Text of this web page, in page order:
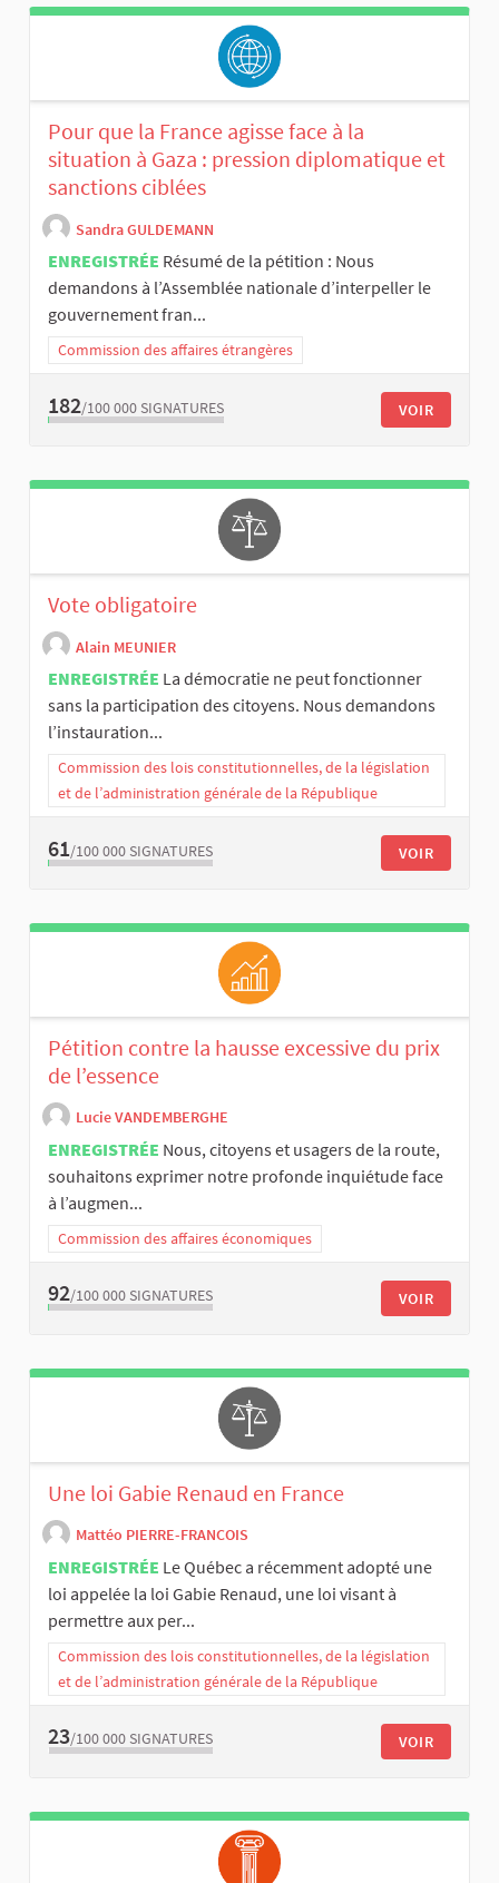
Pour que la France agisse face à la
situation à Gaza : pression diplomatique et
sanctions ciblées
Sandra GULDEMANN
ENREGISTRÉE Résumé de la pétition : Nous
demandons à l’Assemblée nationale d’interpeller le
gouvernement fran...
Commission des affaires étrangères
182/100 000 SIGNATURES VOIR
Vote obligatoire
Alain MEUNIER
ENREGISTRÉE La démocratie ne peut fonctionner
sans la participation des citoyens. Nous demandons
l’instauration...
Commission des lois constitutionnelles, de la législation
et de l’administration générale de la République
61/100 000 SIGNATURES VOIR
Pétition contre la hausse excessive du prix
de l’essence
Lucie VANDEMBERGHE
ENREGISTRÉE Nous, citoyens et usagers de la route,
souhaitons exprimer notre profonde inquiétude face
à l’augmen...
Commission des affaires économiques
92/100 000 SIGNATURES VOIR
Une loi Gabie Renaud en France
Mattéo PIERRE-FRANCOIS
ENREGISTRÉE Le Québec a récemment adopté une
loi appelée la loi Gabie Renaud, une loi visant à
permettre aux per...
Commission des lois constitutionnelles, de la législation
et de l’administration générale de la République
23/100 000 SIGNATURES VOIR